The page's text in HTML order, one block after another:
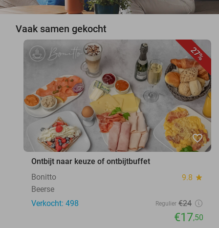
Vaak samen gekocht
27%
favorite_border
Ontbijt naar keuze of ontbijtbuffet
Bonitto
9.8 star
Beerse
Verkocht: 498
Regulier €24
€17,50